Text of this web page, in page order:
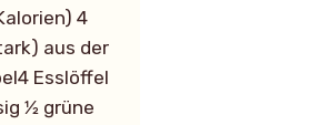
4
aus der
Esslöffel
1⁄2 grüne